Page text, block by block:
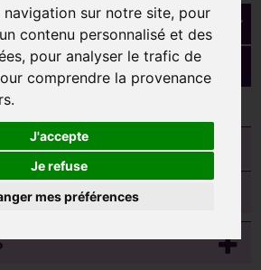
navigation sur notre site, pour
contenu personnalisé et des
pour analyser le trafic de
comprendre la provenance
J'accepte
Je refuse
mes préférences